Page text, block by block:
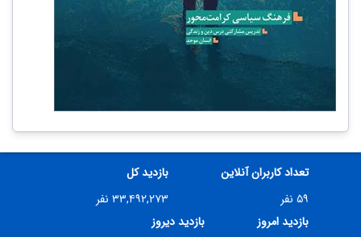
تعداد کاربران آنلاین
۵۹ نفر
بازدید کل
۳۳,۴۹۲,۲۷۳ نفر
بازدید امروز
بازدید دیروز